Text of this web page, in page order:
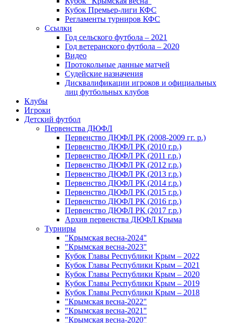
Кубок Премьер-лиги КФС
Регламенты турниров КФС
Ссылки
Год сельского футбола – 2021
Год ветеранского футбола – 2020
Видео
Протокольные данные матчей
Судейские назначения
Дисквалификации игроков и официальных
лиц футбольных клубов
Клубы
Игроки
Детский футбол
Первенства ДЮФЛ
Первенство ДЮФЛ РК (2008-2009 гг. р.)
Первенство ДЮФЛ РК (2010 г.р.)
Первенство ДЮФЛ РК (2011 г.р.)
Первенство ДЮФЛ РК (2012 г.р.)
Первенство ДЮФЛ РК (2013 г.р.)
Первенство ДЮФЛ РК (2014 г.р.)
Первенство ДЮФЛ РК (2015 г.р.)
Первенство ДЮФЛ РК (2016 г.р.)
Первенство ДЮФЛ РК (2017 г.р.)
Архив первенства ДЮФЛ Крыма
Турниры
"Крымская весна-2024"
"Крымская весна-2023"
Кубок Главы Республики Крым – 2022
Кубок Главы Республики Крым – 2021
Кубок Главы Республики Крым – 2020
Кубок Главы Республики Крым – 2019
Кубок Главы Республики Крым – 2018
"Крымская весна-2022"
"Крымская весна-2021"
"Крымская весна-2020"